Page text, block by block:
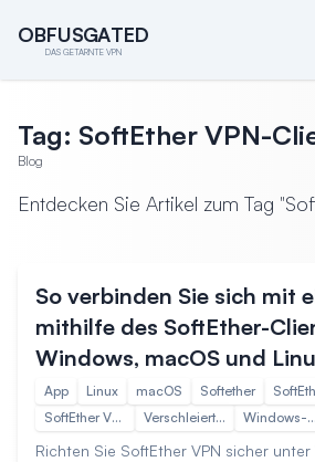
O
OB
BF
FU
US
SG
GA
AT
TE
ED
D
DAS GETARNTE VPN
Tag: SoftEther VPN-
Blog
Entdecken Sie Artikel zum Tag
So verbinden Sie sich mit
mithilfe des SoftEther-
Windows, macOS und
App Linux macOS Softether
SoftEther VPN-Client
Verschleierte VPN Windows-Betriebssystem
Richten Sie SoftEther VPN sicher